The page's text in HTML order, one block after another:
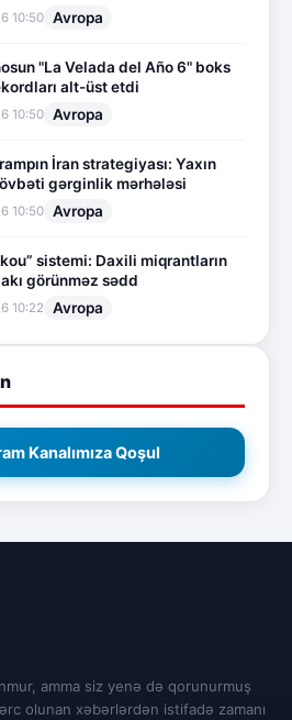
10:50 Avropa
"La Velada del Año 6" boks
alt-üst etdi
10:50 Avropa
İran strategiyası: Yaxın
gərginlik mərhələsi
10:50 Avropa
sistemi: Daxili miqrantların
görünməz sədd
10:22 Avropa
Kanalımıza Qoşul
amma siz yenə də qorunurmuş
olunan xəbərlərdən istifadə zamanı